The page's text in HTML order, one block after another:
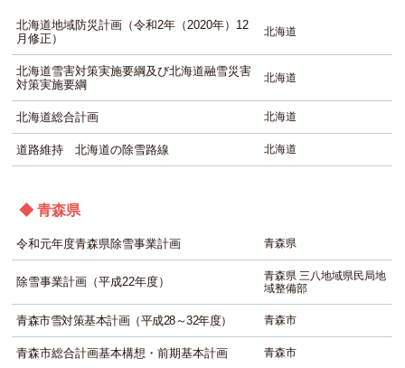
北海道地域防災計画（令和2年（2020年）12
月修正）
北海道
北海道雪害対策実施要綱及び北海道融雪災害
対策実施要綱
北海道
北海道総合計画 北海道
道路維持 北海道の除雪路線 北海道
◆ 青森県
令和元年度青森県除雪事業計画 青森県
除雪事業計画（平成22年度）
青森県 三八地域県民局地
域整備部
青森市雪対策基本計画（平成28～32年度） 青森市
青森市総合計画基本構想・前期基本計画 青森市